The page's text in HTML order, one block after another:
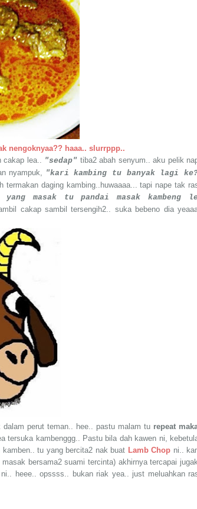
nengoknyaa?? haaa.. slurrppp..
cakap lea.. "sedap" tiba2 abah senyum.. aku pelik
nyampuk, "kari kambing tu banyak lagi
daging kambing..huwaaaa... tapi nape tak
yang masak tu pandai masak kambeng
cakap sambil tersengih2.. suka bebeno dia
perut teman.. hee.. pastu malam tu repeat
tersuka kambenggg.. Pastu bila dah kawen ni,
tu yang bercita2 nak buat Lamb Chop ni..
bersama2 suami tercinta) akhirnya tercapai
heee.. opssss.. bukan riak yea.. just meluahkan